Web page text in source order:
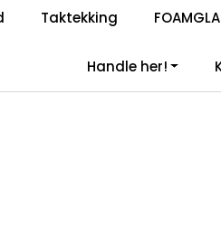
Enkelt kjøp, hentes i
Taktekking
Handle her!